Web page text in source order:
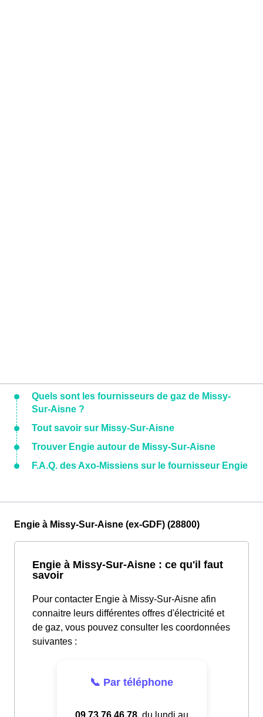
Quels sont les fournisseurs de gaz de Missy-
Sur-Aisne ?
Tout savoir sur Missy-Sur-Aisne
Trouver Engie autour de Missy-Sur-Aisne
F.A.Q. des Axo-Missiens sur le fournisseur Engie
Engie à Missy-Sur-Aisne (ex-GDF) (28800)
Engie à Missy-Sur-Aisne : ce qu'il faut
savoir
Pour contacter Engie à Missy-Sur-Aisne afin
connaitre leurs différentes offres d'électricité et
de gaz, vous pouvez consulter les coordonnées
suivantes :
📞 Par téléphone
09.73.76.46.78, du lundi au